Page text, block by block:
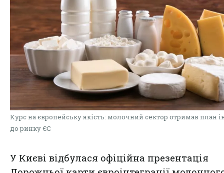
Курс на європейську якість: молочний сектор отримав план
до ринку ЄС
У Києві відбулася офіційна презентація